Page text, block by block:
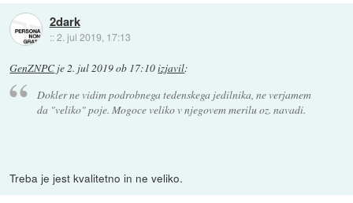
2dark
::2. jul 2019, 17:13
GenZNPCje2. jul 2019 ob 17:10izjavil:
Dokler ne vidim podrobnega tedenskega jedilnika, ne verjamem
da "veliko" poje. Mogoce veliko v njegovem merilu oz. navadi.
Treba je jest kvalitetno in ne veliko.